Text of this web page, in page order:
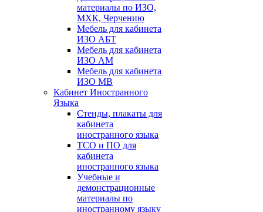
материалы по ИЗО,
МХК, Черчению
Мебель для кабинета
ИЗО АБТ
Мебель для кабинета
ИЗО АМ
Мебель для кабинета
ИЗО МВ
Кабинет Иностранного
Языка
Стенды, плакаты для
кабинета
иностранного языка
ТСО и ПО для
кабинета
иностранного языка
Учебные и
демонстрационные
материалы по
иностранному языку